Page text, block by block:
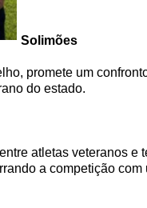
Solimões
promete um
do estado.
atletas veteranos
a competição